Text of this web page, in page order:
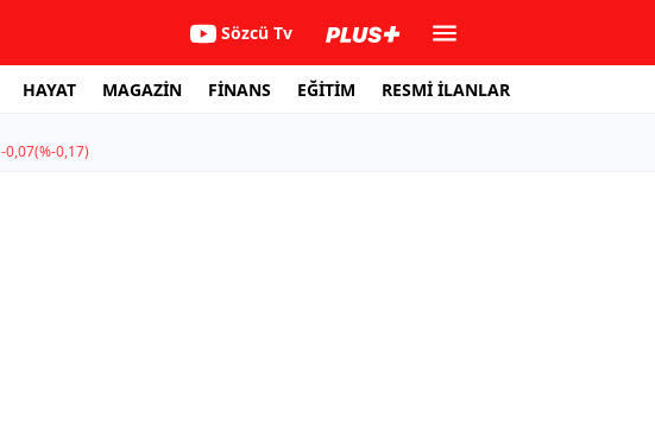
Sözcü Tv
HAYAT MAGAZİN FİNANS EĞİTİM RESMİ İLANLAR
-0,07(%-0,17)